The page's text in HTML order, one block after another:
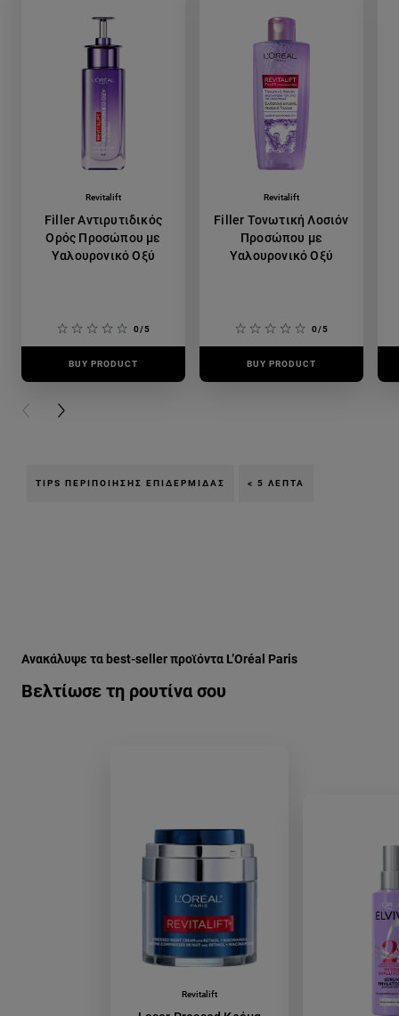
Revitalift
Filler Αντιρυτιδικός
Ορός Προσώπου με
Υαλουρονικό Οξύ
0/5
BUY PRODUCT
Revitalift
Filler Τονωτική Λοσιόν
Προσώπου με
Υαλουρονικό Οξύ
0/5
BUY PRODUCT
PREVIOUS CARD
NEXT CARD
TIPS ΠΕΡΙΠΟΊΗΣΗΣ ΕΠΙΔΕΡΜΊΔΑΣ < 5 ΛΕΠΤΆ
Βελτίωσε τη ρουτίνα σου
Ανακάλυψε τα best-seller προϊόντα L’Oréal Paris
Revitalift